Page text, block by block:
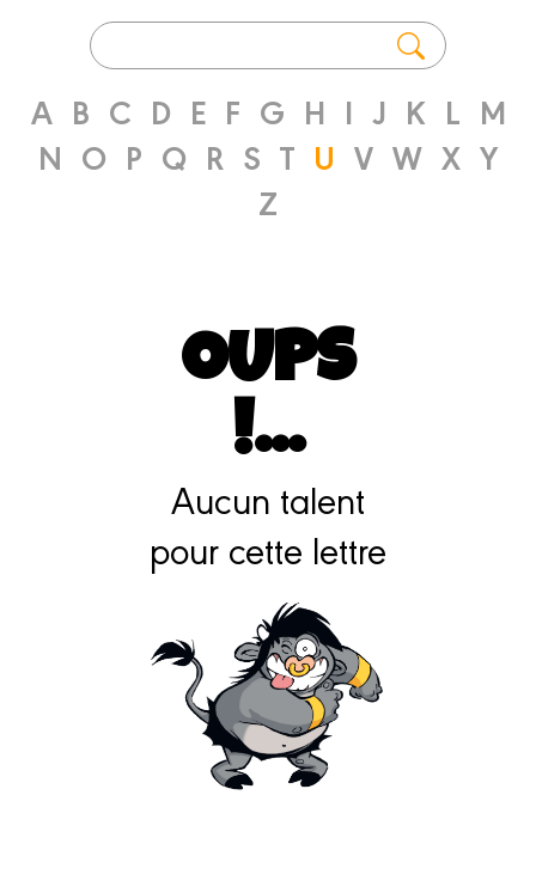
A B C D E F G H I J K L M
N O P Q R S T U V W X Y
Z
OUPS
!...
Aucun talent
pour cette lettre